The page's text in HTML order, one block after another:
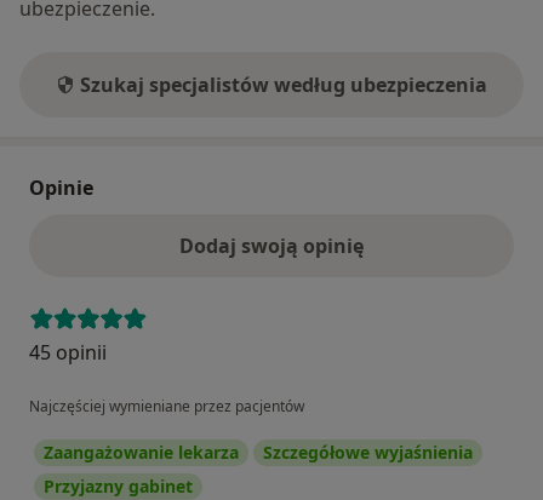
ubezpieczenie.
Szukaj specjalistów według ubezpieczenia
Opinie
Dodaj swoją opinię
45 opinii
Najczęściej wymieniane przez pacjentów
Zaangażowanie lekarza
Szczegółowe wyjaśnienia
Przyjazny gabinet